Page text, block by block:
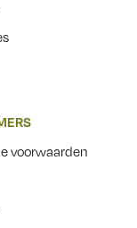
voorwaarden